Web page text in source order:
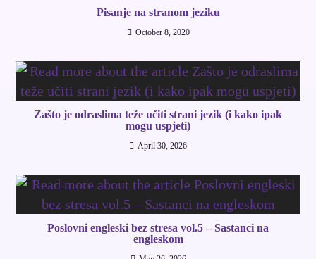
Pisanje na stranom jeziku
October 8, 2020
Zašto je odraslima teže učiti strani jezik (i kako ipak
mogu uspjeti)
April 30, 2026
Poslovni engleski bez stresa vol.5 – Sastanci na
engleskom